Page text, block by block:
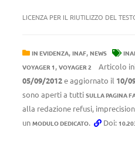
LICENZA PER IL RIUTILIZZO DEL
IN EVIDENZA, INAF, NEWS
VOYAGER 1 , VOYAGER 2
Articolo
05/09/2012e aggiornato il 10/
sono aperti a tutti SULLA PAGINA
alla redazione refusi,
un MODULO DEDICATO. Doi: